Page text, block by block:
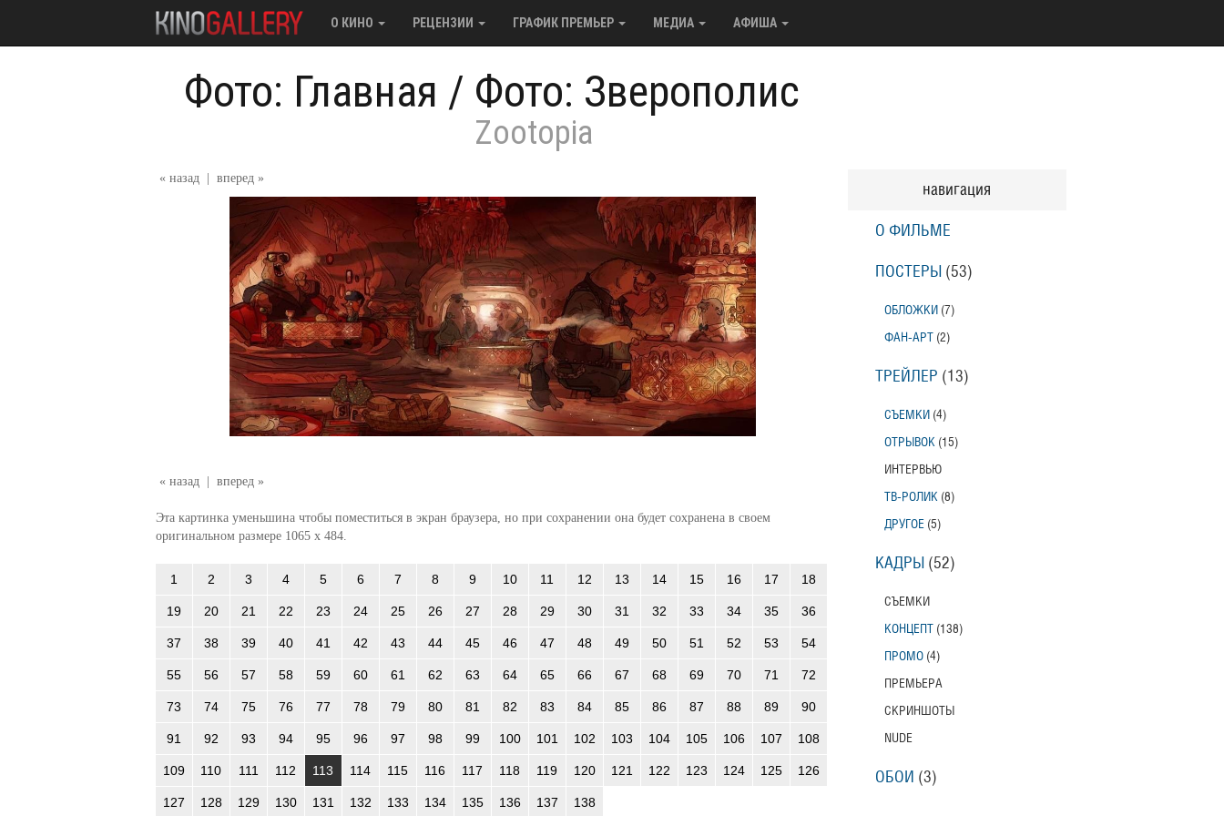
О КИНО РЕЦЕНЗИИ ГРАФИК ПРЕМЬЕР МЕДИА АФИША
Фото: Главная / Фото: Зверополис
Zootopia
« назад вперед »
« назад | вперед »
Эта картинка уменьшина чтобы поместиться в экран браузера, но при сохранении она будет сохранена в своем
оригинальном размере 1065 x 484.
1 2 3 4 5 6 7 8 9 10 11 12 13 14 15 16 17 18
19 20 21 22 23 24 25 26 27 28 29 30 31 32 33 34 35 36
37 38 39 40 41 42 43 44 45 46 47 48 49 50 51 52 53 54
55 56 57 58 59 60 61 62 63 64 65 66 67 68 69 70 71 72
73 74 75 76 77 78 79 80 81 82 83 84 85 86 87 88 89 90
91 92 93 94 95 96 97 98 99 100 101 102 103 104 105 106 107 108
109 110 111 112 113 114 115 116 117 118 119 120 121 122 123 124 125 126
127 128 129 130 131 132 133 134 135 136 137 138
навигация
О ФИЛЬМЕ
ПОСТЕРЫ (53)
ОБЛОЖКИ (7)
ФАН-АРТ (2)
ТРЕЙЛЕР (13)
СЪЕМКИ (4)
ОТРЫВОК (15)
ИНТЕРВЬЮ
ТВ-РОЛИК (8)
ДРУГОЕ (5)
КАДРЫ (52)
СЪЕМКИ
КОНЦЕПТ (138)
ПРОМО (4)
ПРЕМЬЕРА
СКРИНШОТЫ
NUDE
ОБОИ (3)